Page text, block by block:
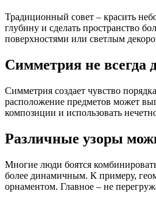
Традиционный совет – красить
глубину и сделать пространство
поверхностями или светлым
Симметрия не всегда
Симметрия создает чувство
расположение предметов может
композиции и использовать
Различные узоры
Многие люди боятся
более динамичным. К примеру,
орнаментом. Главное – не